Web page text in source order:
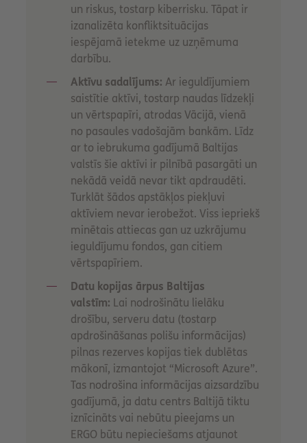
un riskus, tostarp kiberrisku. Tāpat ir
izanalizēta konfliktsituācijas
iespējamā ietekme uz uzņēmuma
darbību.
Aktīvu sadalījums: Ar ieguldījumiem
saistītie aktīvi, tostarp naudas līdzekļi
un vērtspapīri, atrodas Vācijā, vienā
no pasaules vadošajām bankām. Līdz
ar to iebrukuma gadījumā Baltijas
valstīs šie aktīvi ir pilnībā pasargāti un
nekādā veidā nevar tikt apdraudēti.
Turklāt šādos apstākļos piekļuvi
aktīviem nevar ierobežot. Viss iepriekš
minētais attiecas gan uz uzkrājumu
ieguldījumu fondos, gan citiem
vērtspapīriem.
Datu kopijas ārpus Baltijas
valstīm: Lai nodrošinātu lielāku
drošību, serveru datu (tostarp
apdrošināšanas polišu informācijas)
pilnas rezerves kopijas tiek dublētas
mākonī, izmantojot “Microsoft Azure”.
Tas nodrošina informācijas aizsardzību
gadījumā, ja datu centrs Baltijā tiktu
iznīcināts vai nebūtu pieejams un
ERGO būtu nepieciešams atjaunot